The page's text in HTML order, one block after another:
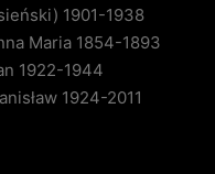
1901-1938
Maria 1854-1893
1922-1944
1924-2011